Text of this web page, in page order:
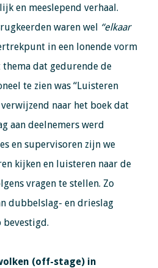
en meeslepend verhaal.
waren wel “elkaar
in een lonende vorm
thema dat gedurende de
te zien was “Luisteren
naar het boek dat
aan deelnemers werd
en supervisoren zijn we
kijken en luisteren naar de
vragen te stellen. Zo
dubbelslag- en drieslag
bevestigd.
(off-stage) in